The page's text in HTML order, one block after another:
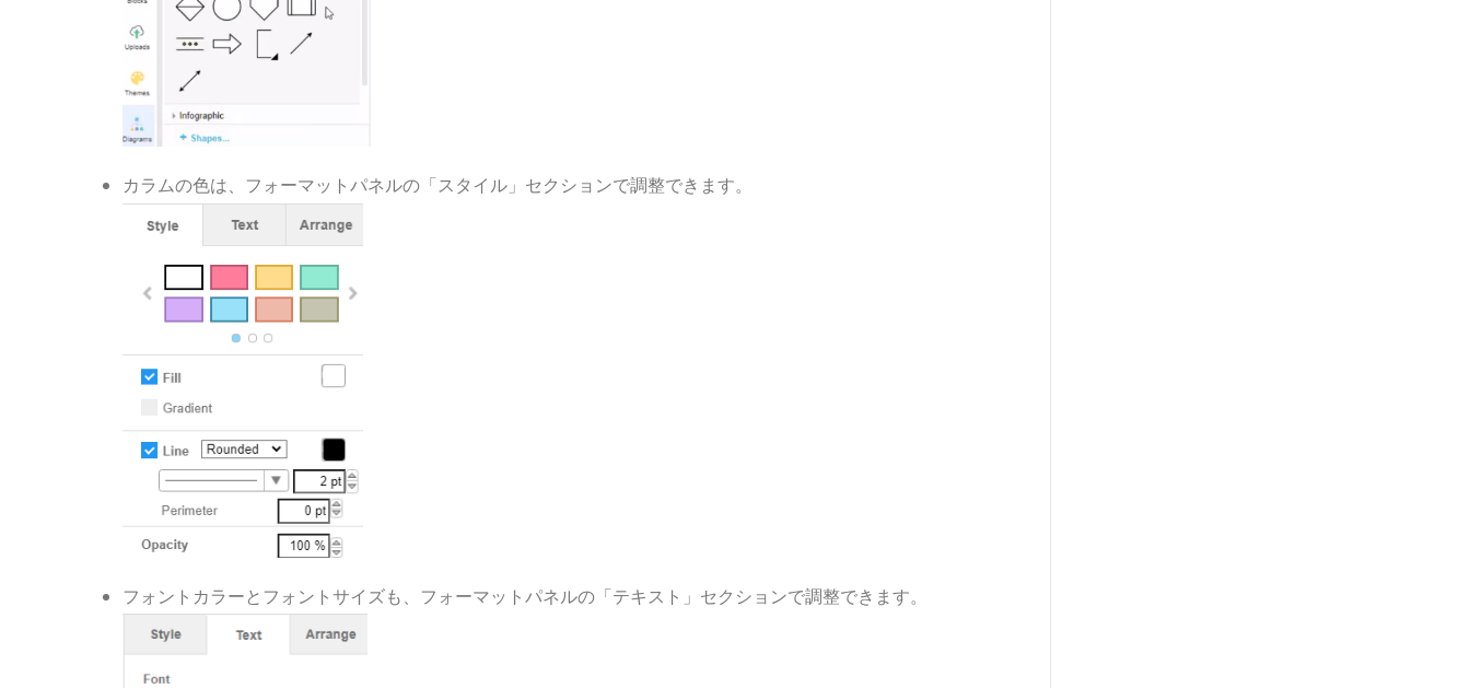
カラムの色は、フォーマットパネルの「スタイル」セクションで調整できます。
フォントカラーとフォントサイズも、フォーマットパネルの「テキスト」セクションで調整できます。